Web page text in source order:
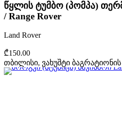
წყლის ტუმბო (პომპა)
/ Range Rover
Land Rover
₾150.00
თბილისი, ვახუშტი ბაგრატიონის